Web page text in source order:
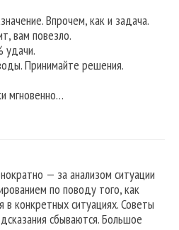
Впрочем, как и задача.
вам повезло.
удачи.
Принимайте решения.
мгновенно…
— за анализом ситуации
по поводу того, как
в конкретных ситуациях. Советы
сбываются. Большое